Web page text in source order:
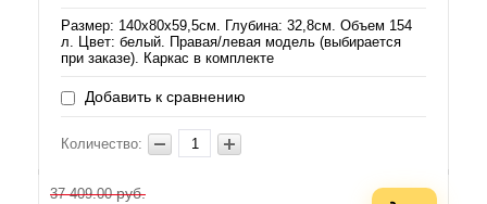
Размер: 140х80х59,5см. Глубина: 32,8см. Объем 154
л. Цвет: белый. Правая/левая модель (выбирается
при заказе). Каркас в комплекте
Добавить к сравнению
Количество:
37 409.00руб.